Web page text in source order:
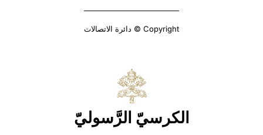
Copyright © دائرة الاتصالات
الكرسيّ الرَّسوليّ